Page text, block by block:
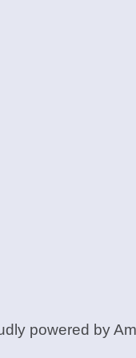
powered by